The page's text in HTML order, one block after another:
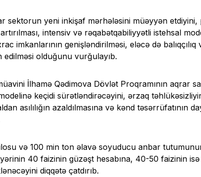
sektorun yeni inkişaf mərhələsini müəyyən etdiyini,
intensiv və rəqabətqabiliyyətli istehsal
imkanlarının genişləndirilməsi, eləcə də
edilməsi olduğunu vurğulayıb.
İlhamə Qədimova Dövlət Proqramının aqrar
keçidi sürətləndirəcəyini, ərzaq
asılılığın azaldılmasına və kənd təsərrüfatının
və 100 min ton əlavə soyuducu anbar
40 faizinin güzəşt hesabına, 40-50 faizinin
diqqətə çatdırıb.